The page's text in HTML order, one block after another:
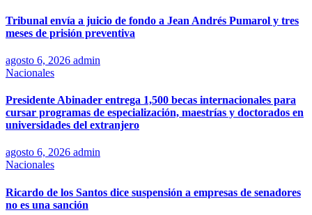
Tribunal envía a juicio de fondo a Jean Andrés Pumarol y tres
meses de prisión preventiva
agosto 6, 2026 admin
Nacionales
Presidente Abinader entrega 1,500 becas internacionales para
cursar programas de especialización, maestrías y doctorados en
universidades del extranjero
agosto 6, 2026 admin
Nacionales
Ricardo de los Santos dice suspensión a empresas de senadores
no es una sanción